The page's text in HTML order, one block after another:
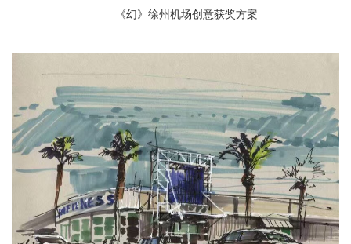
《幻》徐州机场创意获奖方案